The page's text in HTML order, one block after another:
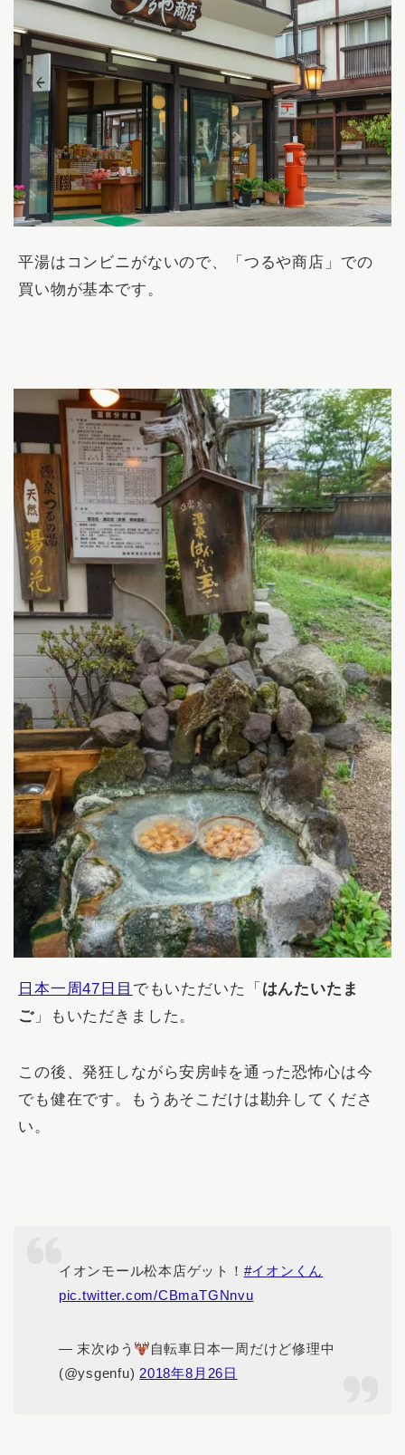
平湯はコンビニがないので、「つるや商店」での
買い物が基本です。
日本一周47日目 でもいただいた「 はんたいたま
ご」もいただきました。
この後、発狂しながら安房峠を通った恐怖心は今
でも健在です。もうあそこだけは勘弁してくださ
い。
イオンモール松本店ゲット！ #イオンくん
pic.twitter.com/CBmaTGNnvu
— 末次ゆう
自転車日本一周だけど修理中
(@ysgenfu) 2018年8月26日